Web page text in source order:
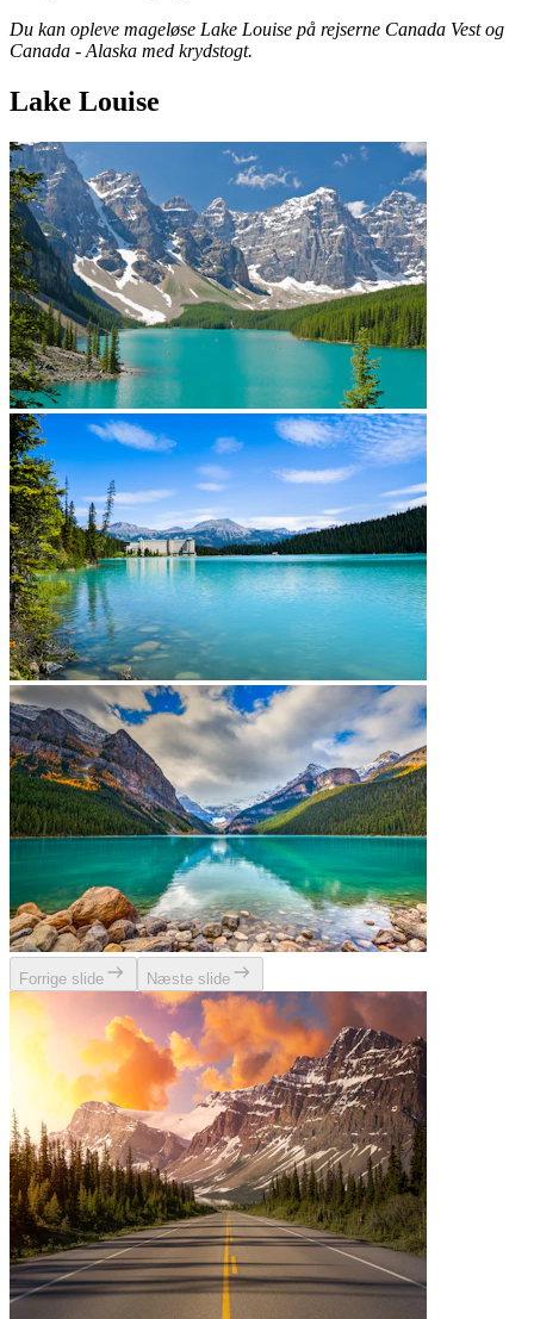
Du kan opleve mageløse Lake Louise på rejserne Canada Vest og
Canada - Alaska med krydstogt.
Lake Louise
Forrige slide Næste slide